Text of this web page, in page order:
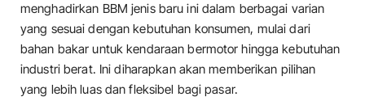
menghadirkan BBM jenis baru ini dalam berbagai varian
yang sesuai dengan kebutuhan konsumen, mulai dari
bahan bakar untuk kendaraan bermotor hingga kebutuhan
industri berat. Ini diharapkan akan memberikan pilihan
yang lebih luas dan fleksibel bagi pasar.